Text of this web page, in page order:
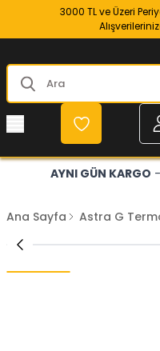
3000 TL ve Üzeri
AYNI GÜN KARGO
Ana Sayfa Astra G